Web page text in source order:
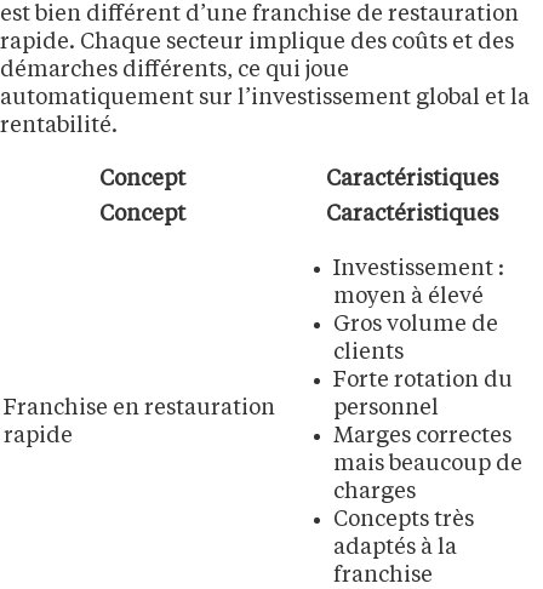
est bien différent d’une franchise de restauration
rapide. Chaque secteur implique des coûts et des
démarches différents, ce qui joue
automatiquement sur l’investissement global et la
rentabilité.
Concept
Caractéristiques
Concept
Caractéristiques
Franchise en restauration
rapide
Investissement :
moyen à élevé
Gros volume de
clients
Forte rotation du
personnel
Marges correctes
mais beaucoup de
charges
Concepts très
adaptés à la
franchise